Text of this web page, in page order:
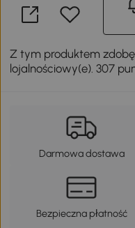
Z tym produktem
lojalnościowy(e). 307
Darmowa dostawa
Bezpieczna płatność